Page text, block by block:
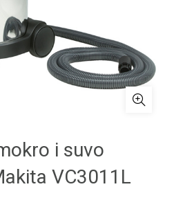
i suvo
VC3011L